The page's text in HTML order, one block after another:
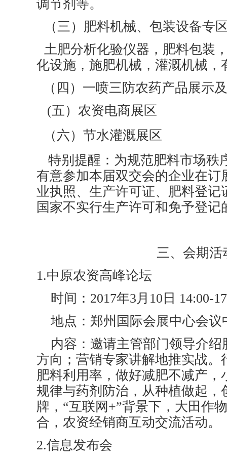
调节剂等。
（三）肥料机械、包装设备专
土肥分析化验仪器，肥料包装
化设施，施肥机械，灌溉机械，
（四）一喷三防农药产品展示
(五）农资电商展区
（六）节水灌溉展区
特别提醒：为规范肥料市场秩
有意参加本届双交会的企业在订
业执照、生产许可证、肥料登记
国家不实行生产许可和免予登
三、会期活
1.中原农资高峰论坛
时间：2017年3月10日 14:00-
地点：郑州国际会展中心会议
内容：邀请主管部门领导介绍
方向；营销专家讲解地推实战。
肥料利用率，做好减肥不减产
规律与药剂防治，从种植做起，
牌，“互联网+”背景下，大田作
合，农资经销商互动交流活动。
2.信息发布会